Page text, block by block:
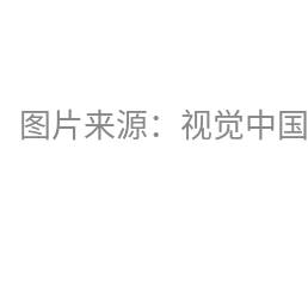
图片来源：视觉中国